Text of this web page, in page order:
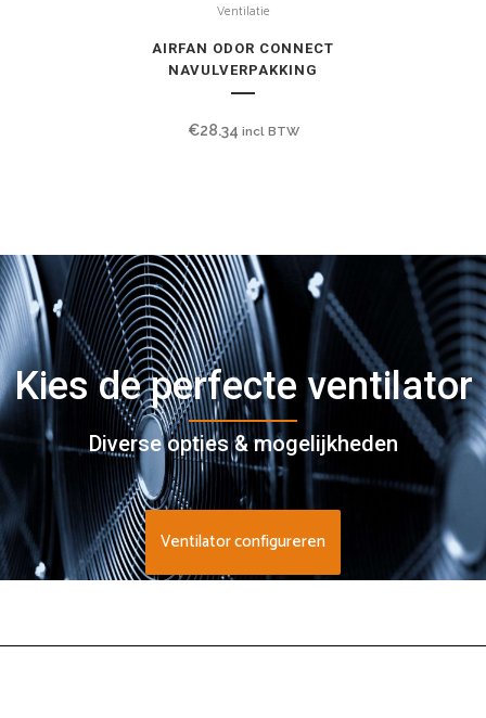
Ventilatie
AIRFAN ODOR CONNECT
NAVULVERPAKKING
€28.34 incl BTW
Kies de perfecte ventilator
Diverse opties & mogelijkheden
Ventilator configureren